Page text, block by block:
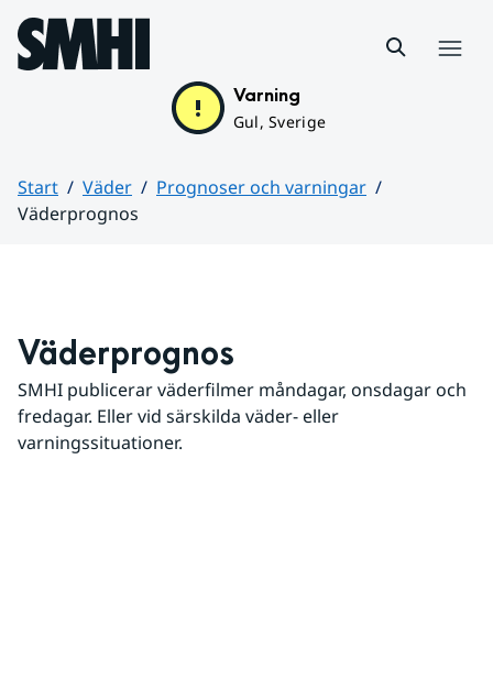
Hoppa till sidans innehåll
Varning
Gul, Sverige
Start Väder
Prognoser och varningar
Väderprognos
Väderprognos
SMHI publicerar väderfilmer måndagar, onsdagar och
fredagar. Eller vid särskilda väder- eller
varningssituationer.